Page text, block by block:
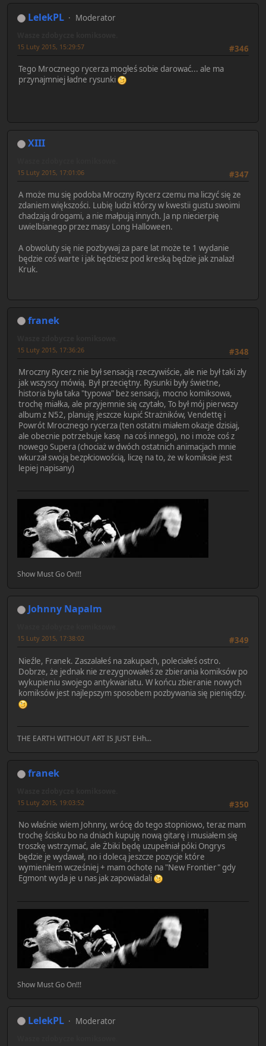
LelekPL Moderator
#346
15 Luty 2015, 15:29:57
Tego Mrocznego rycerza mogłeś sobie darować... ale ma
przynajmniej ładne rysunki
XIII
#347
15 Luty 2015, 17:01:06
A może mu się podoba Mroczny Rycerz czemu ma liczyć się ze
zdaniem większości. Lubię ludzi którzy w kwestii gustu swoimi
chadzają drogami, a nie małpują innych. Ja np niecierpię
uwielbianego przez masy Long Halloween.
A obwoluty się nie pozbywaj za pare lat może te 1 wydanie
będzie coś warte i jak będziesz pod kreską będzie jak znalazł
Kruk.
franek
#348
15 Luty 2015, 17:36:26
Mroczny Rycerz nie był sensacją rzeczywiście, ale nie był taki zły
jak wszyscy mówią. Był przeciętny. Rysunki były świetne,
historia była taka "typowa" bez sensacji, mocno komiksowa,
trochę miałka, ale przyjemnie się czytało, To był mój pierwszy
album z N52, planuję jeszcze kupić Strażników, Vendettę i
Powrót Mrocznego rycerza (ten ostatni miałem okazje dzisiaj,
ale obecnie potrzebuje kasę na coś innego), no i może coś z
nowego Supera (chociaż w dwóch ostatnich animacjach mnie
wkurzał swoją bezpłciowością, liczę na to, że w komiksie jest
lepiej napisany)
Show Must Go On!!!
Johnny Napalm
#349
15 Luty 2015, 17:38:02
Nieźle, Franek. Zaszalałeś na zakupach, poleciałeś ostro.
Dobrze, że jednak nie zrezygnowałeś ze zbierania komiksów po
wykupieniu swojego antykwariatu. W końcu zbieranie nowych
komiksów jest najlepszym sposobem pozbywania się pieniędzy.
THE EARTH WITHOUT ART IS JUST EHh...
franek
#350
15 Luty 2015, 19:03:52
No właśnie wiem Johnny, wrócę do tego stopniowo, teraz mam
trochę ścisku bo na dniach kupuję nową gitarę i musiałem się
troszkę wstrzymać, ale Żbiki będę uzupełniał póki Ongrys
będzie je wydawał, no i dolecą jeszcze pozycje które
wymieniłem wcześniej + mam ochotę na "New Frontier" gdy
Egmont wyda je u nas jak zapowiadali
Show Must Go On!!!
LelekPL Moderator